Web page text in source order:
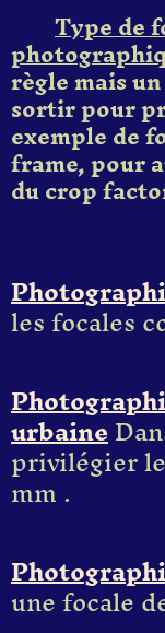
Type de
règle mais
sortir pour
exemple de
frame,pour
du crop
les focales
urbaine
privilégier
mm .
une focale